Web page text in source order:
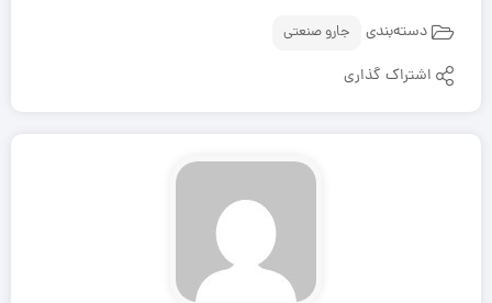
دسته‌بندی جارو صنعتی
اشتراک گذاری